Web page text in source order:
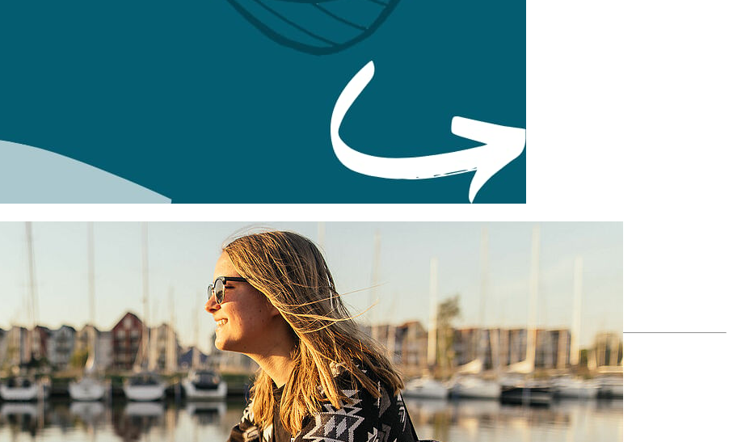
Willkommen an der Universität Greifswald!
steht dir der Fachschaftsrat Biowissenschaftenzur Verfügung.